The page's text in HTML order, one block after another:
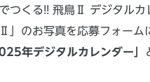
つくる!! 飛鳥Ⅱ デジタルカ
のお写真を応募フォーム
年デジタルカレンダー」